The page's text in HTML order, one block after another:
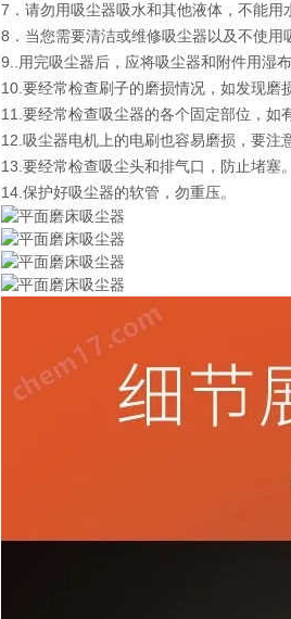
7．请勿用吸尘器吸水和其他液体，不能用
8．当您需要清洁或维修吸尘器以及不使用
9..用完吸尘器后，应将吸尘器和附件用湿
10.要经常检查刷子的磨损情况，如发现磨
11.要经常检查吸尘器的各个固定部位，如
12.吸尘器电机上的电刷也容易磨损，要注
13.要经常检查吸尘头和排气口，防止堵塞。
14.保护好吸尘器的软管，勿重压。